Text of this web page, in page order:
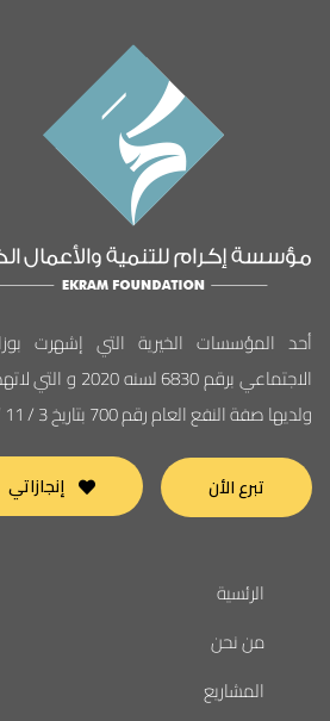
أحد المؤسسات الخيرية التي إشهرت
الاجتماعي برقم 6830
ولديها صفة النفع العام رقم 700 بتاريخ 3 / 11 / 2022
تبرع الأن إنجازاتي
الرئسية
من نحن
المشاريع